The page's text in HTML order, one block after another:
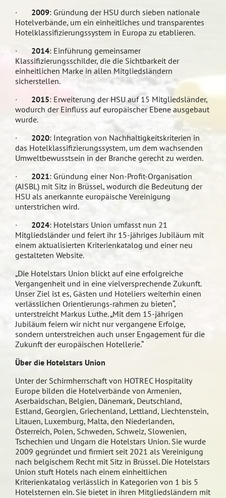
· 2009: Gründung der HSU durch sieben nationale
Hotelverbände, um ein einheitliches und transparentes
Hotelklassifizierungssystem in Europa zu etablieren.
· 2014: Einführung gemeinsamer
Klassifizierungsschilder, die die Sichtbarkeit der
einheitlichen Marke in allen Mitgliedsländern
sicherstellen.
· 2015: Erweiterung der HSU auf 15 Mitgliedsländer,
wodurch der Einfluss auf europäischer Ebene ausgebaut
wurde.
· 2020: Integration von Nachhaltigkeitskriterien in
das Hotelklassifizierungssystem, um dem wachsenden
Umweltbewusstsein in der Branche gerecht zu werden.
· 2021: Gründung einer Non-Profit-Organisation
(AISBL) mit Sitz in Brüssel, wodurch die Bedeutung der
HSU als anerkannte europäische Vereinigung
unterstrichen wird.
· 2024: Hotelstars Union umfasst nun 21
Mitgliedsländer und feiert ihr 15-jähriges Jubiläum mit
einem aktualisierten Kriterienkatalog und einer neu
gestalteten Website.
„Die Hotelstars Union blickt auf eine erfolgreiche
Vergangenheit und in eine vielversprechende Zukunft.
Unser Ziel ist es, Gästen und Hoteliers weiterhin einen
verlässlichen Orientierungs-rahmen zu bieten“,
unterstreicht Markus Luthe. „Mit dem 15-jährigen
Jubiläum feiern wir nicht nur vergangene Erfolge,
sondern unterstreichen auch unser Engagement für die
Zukunft der europäischen Hotellerie.“
Über die Hotelstars Union
Unter der Schirmherrschaft von HOTREC Hospitality
Europe bilden die Hotelverbände von Armenien,
Aserbaidschan, Belgien, Dänemark, Deutschland,
Estland, Georgien, Griechenland, Lettland, Liechtenstein,
Litauen, Luxemburg, Malta, den Niederlanden,
Österreich, Polen, Schweden, Schweiz, Slowenien,
Tschechien und Ungarn die Hotelstars Union. Sie wurde
2009 gegründet und firmiert seit 2021 als Vereinigung
nach belgischem Recht mit Sitz in Brüssel. Die Hotelstars
Union stuft Hotels nach einem einheitlichen
Kriterienkatalog verlässlich in Kategorien von 1 bis 5
Hotelsternen ein. Sie bietet in ihren Mitgliedsländern mit